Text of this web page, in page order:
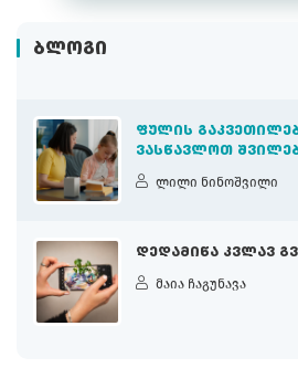
ᲑᲚᲝᲒᲘ
ᲤᲣᲚᲘᲡ
ᲕᲐᲡᲬᲐᲕᲚᲝᲗ
ლილი ნინოშვილი
ᲓᲔᲓᲐᲛᲘᲬᲐ ᲙᲕᲚᲐᲕ
მაია ჩაგუნავა